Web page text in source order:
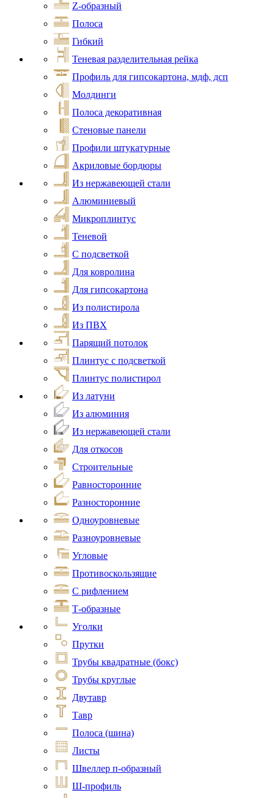
Z-образный
Полоса
Гибкий
Теневая разделительная рейка
Профиль для гипсокартона, мдф, дсп
Молдинги
Полоса декоративная
Стеновые панели
Профили штукатурные
Акриловые бордюры
Из нержавеющей стали
Алюминиевый
Микроплинтус
Теневой
С подсветкой
Для ковролина
Для гипсокартона
Из полистирола
Из ПВХ
Парящий потолок
Плинтус с подсветкой
Плинтус полистирол
Из латуни
Из алюминия
Из нержавеющей стали
Для откосов
Строительные
Равносторонние
Разносторонние
Одноуровневые
Разноуровневые
Угловые
Противоскользящие
С рифлением
Т-образные
Уголки
Прутки
Трубы квадратные (бокс)
Трубы круглые
Двутавр
Тавр
Полоса (шина)
Листы
Швеллер п-образный
Ш-профиль